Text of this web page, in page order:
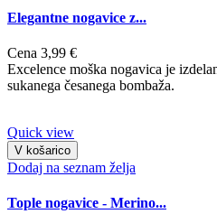
Elegantne nogavice z...
Cena 3,99 €
Excelence moška nogavica je
sukanega česanega bombaža.
Quick view
V košarico
Dodaj na seznam želja
Tople nogavice - Merino...